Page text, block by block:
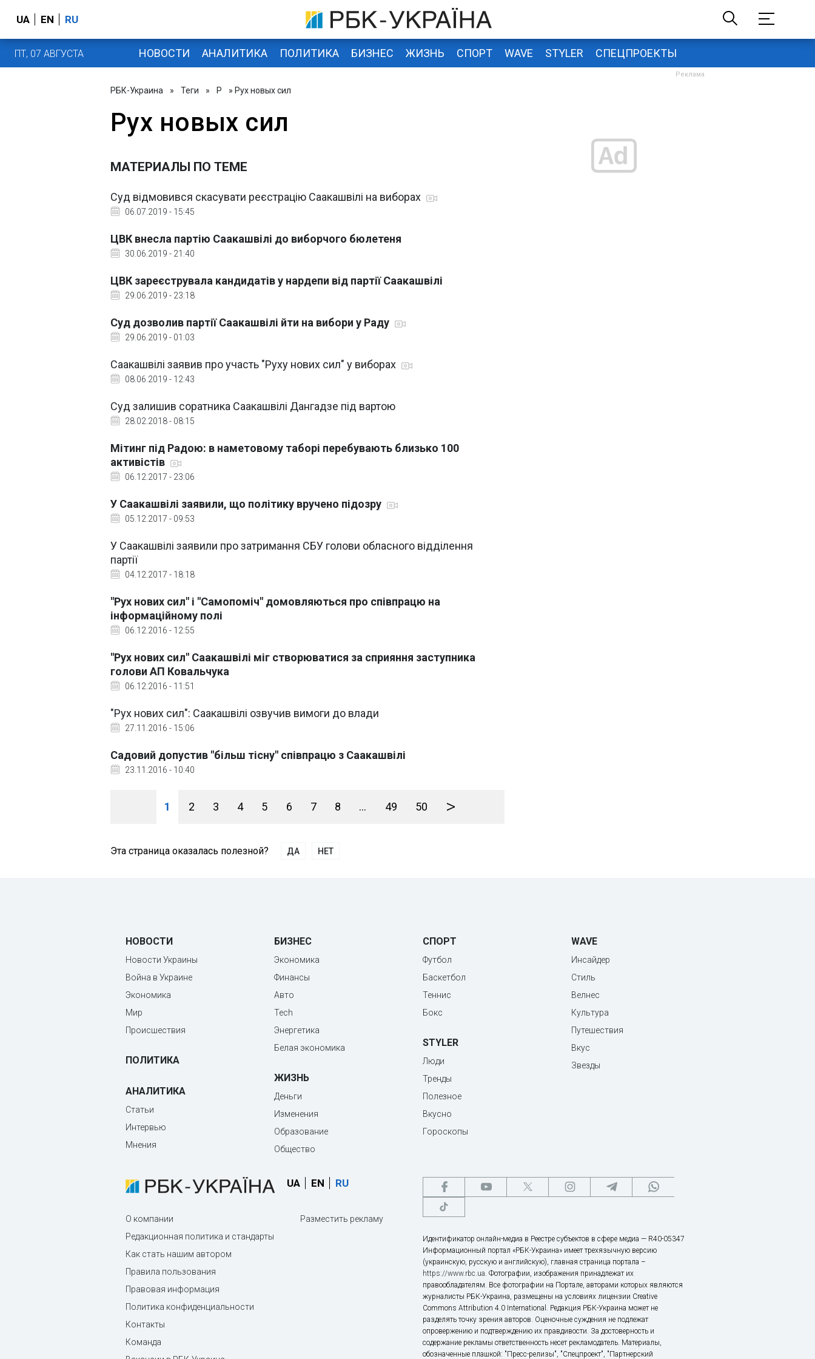
UA EN RU
ПТ, 07 АВГУСТА НОВОСТИ АНАЛИТИКА ПОЛИТИКА БИЗНЕС ЖИЗНЬ СПОРТ WAVE STYLER СПЕЦПРОЕКТЫ
РБК-Украина » Теги » Р » Рух новых сил
Рух новых сил
МАТЕРИАЛЫ ПО ТЕМЕ
Суд відмовився скасувати реєстрацію Саакашвілі на виборах
06.07.2019 - 15:45
ЦВК внесла партію Саакашвілі до виборчого бюлетеня
30.06.2019 - 21:40
ЦВК зареєструвала кандидатів у нардепи від партії Саакашвілі
29.06.2019 - 23:18
Суд дозволив партії Саакашвілі йти на вибори у Раду
29.06.2019 - 01:03
Саакашвілі заявив про участь "Руху нових сил" у виборах
08.06.2019 - 12:43
Суд залишив соратника Саакашвілі Дангадзе під вартою
28.02.2018 - 08:15
Мітинг під Радою: в наметовому таборі перебувають близько 100
активістів
06.12.2017 - 23:06
У Саакашвілі заявили, що політику вручено підозру
05.12.2017 - 09:53
У Саакашвілі заявили про затримання СБУ голови обласного відділення
партії
04.12.2017 - 18:18
"Рух нових сил" і "Самопоміч" домовляються про співпрацю на
інформаційному полі
06.12.2016 - 12:55
"Рух нових сил" Саакашвілі міг створюватися за сприяння заступника
голови АП Ковальчука
06.12.2016 - 11:51
"Рух нових сил": Саакашвілі озвучив вимоги до влади
27.11.2016 - 15:06
Садовий допустив "більш тісну" співпрацю з Саакашвілі
23.11.2016 - 10:40
1 2 3 4 5 6 7 8 ... 49 50 >
Эта страница оказалась полезной? ДА НЕТ
НОВОСТИ
Новости Украины
Война в Украине
Экономика
Мир
Происшествия
ПОЛИТИКА
АНАЛИТИКА
Статьи
Интервью
Мнения
БИЗНЕС
Экономика
Финансы
Авто
Tech
Энергетика
Белая экономика
ЖИЗНЬ
Деньги
Изменения
Образование
Общество
СПОРТ
Футбол
Баскетбол
Теннис
Бокс
STYLER
Люди
Тренды
Полезное
Вкусно
Гороскопы
WAVE
Инсайдер
Стиль
Велнес
Культура
Путешествия
Вкус
Звезды
UA EN RU
О компании
Редакционная политика и стандарты
Как стать нашим автором
Правила пользования
Правовая информация
Политика конфиденциальности
Контакты
Команда
Разместить рекламу
Идентификатор онлайн-медиа в Реестре субъектов в сфере медиа — R40-05347
Информационный портал «РБК-Украина» имеет трехязычную версию
(украинскую, русскую и английскую), главная страница портала –
https://www.rbc.ua. Фотографии, изображения принадлежат их
правообладателям. Все фотографии на Портале, авторами которых являются
журналисты РБК-Украина, размещены на условиях лицензии Creative
Commons Attribution 4.0 International. Редакция РБК-Украина может не
разделять точку зрения авторов. Оценочные суждения не подлежат
опровержению и подтверждению их правдивости. За достоверность и
содержание рекламы ответственность несет рекламодатель. Материалы,
обозначенные плашкой: "Пресс-релизы", "Спецпроект", "Партнерский